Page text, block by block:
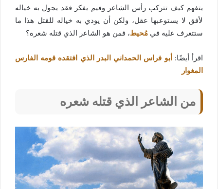
يتفهم كيف تتركب رأس الشاعر وفيم يفكر فقد يجول به خياله
لأفق لا يستوعبها عقل، ولكن أن يودي به خياله للقتل هذا ما
ستتعرف عليه في مُحيط، فمن هو الشاعر الذي قتله شعره؟
اقرأ أيضًا:
أبو فراس الحمداني البدر الذي افتقده قومه الفارس
المغوار
من الشاعر الذي قتله شعره